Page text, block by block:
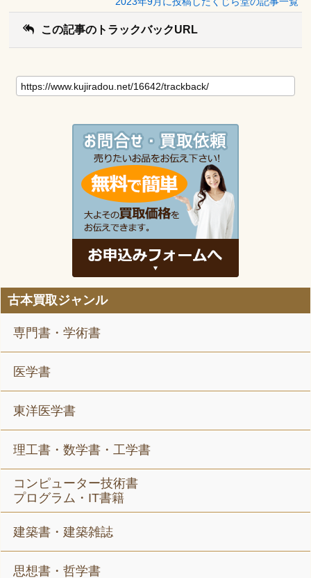
この記事のトラックバックURL
古本買取ジャンル
専門書・学術書
医学書
東洋医学書
理工書・数学書・工学書
コンピューター技術書
プログラム・IT書籍
建築書・建築雑誌
思想書・哲学書